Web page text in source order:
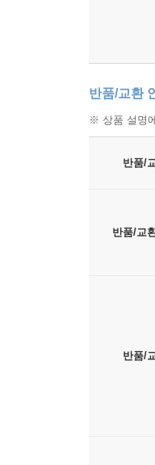
반품/교환
※ 상품 설명
반품/
반품/교
반품/